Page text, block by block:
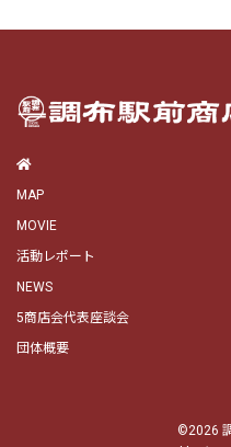
MAP
MOVIE
活動レポート
NEWS
5商店会代表座談会
団体概要
©2026